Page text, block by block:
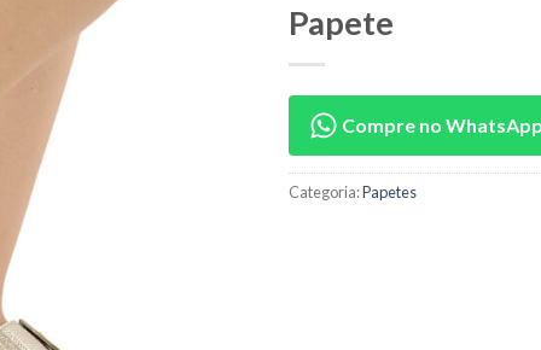
Papete
Compre no
Categoria:Papetes